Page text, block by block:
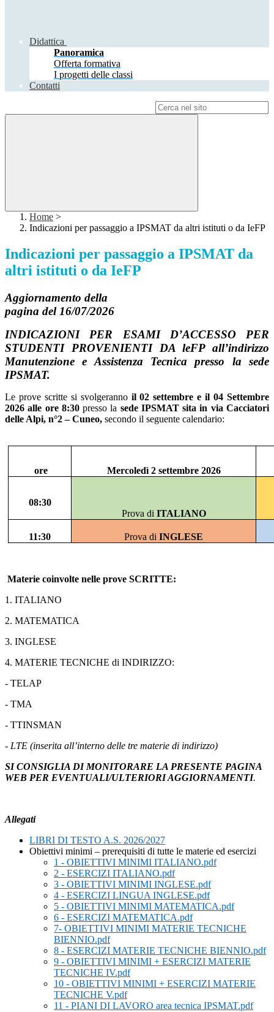
Didattica
Panoramica
Offerta formativa
I progetti delle classi
Contatti
Home >
Indicazioni per passaggio a IPSMAT da altri istituti o da IeFP
Indicazioni per passaggio a IPSMAT da
altri istituti o da IeFP
Aggiornamento della
pagina del 16/07/2026
INDICAZIONI PER ESAMI D’ACCESSO PER
STUDENTI PROVENIENTI DA leFP all’indirizzo
Manutenzione e Assistenza Tecnica presso la sede
IPSMAT.
Le prove scritte si svolgeranno il 02 settembre e il 04 Settembre
2026 alle ore 8:30presso la sede IPSMAT sita in via Cacciatori
delle Alpi, n°2 – Cuneo, secondo il seguente calendario:
ore Mercoledì 2 settembre 2026
08:30
Prova di ITALIANO
11:30 Prova di INGLESE
Materie coinvolte nelle prove SCRITTE:
1. ITALIANO
2. MATEMATICA
3. INGLESE
4. MATERIE TECNICHE di INDIRIZZO:
- TELAP
- TMA
- TTINSMAN
- LTE (inserita all’interno delle tre materie di indirizzo)
SI CONSIGLIA DI MONITORARE LA PRESENTE PAGINA
WEB PER EVENTUALI/ULTERIORI AGGIORNAMENTI.
Allegati
LIBRI DI TESTO A.S. 2026/2027
Obiettivi minimi – prerequisiti di tutte le materie ed esercizi
1 - OBIETTIVI MINIMI ITALIANO.pdf
2 - ESERCIZI ITALIANO.pdf
3 - OBIETTIVI MINIMI INGLESE.pdf
4 - ESERCIZI LINGUA INGLESE.pdf
5 - OBIETTIVI MINIMI MATEMATICA.pdf
6 - ESERCIZI MATEMATICA.pdf
7- OBIETTIVI MINIMI MATERIE TECNICHE
BIENNIO.pdf
8 - ESERCIZI MATERIE TECNICHE BIENNIO.pdf
9 - OBIETTIVI MINIMI + ESERCIZI MATERIE
TECNICHE IV.pdf
10 - OBIETTIVI MINIMI + ESERCIZI MATERIE
TECNICHE V.pdf
11 - PIANI DI LAVORO area tecnica IPSMAT.pdf